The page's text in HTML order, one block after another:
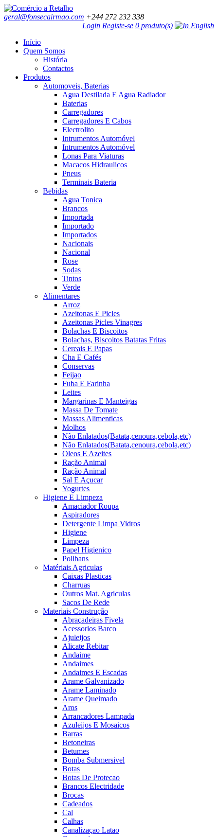
geral@fonsecairmao.com +244 272 232 338
Login Registe-se 0 produto(s)
Início
Quem Somos
História
Contactos
Produtos
Automoveis, Baterias
Agua Destilada E Agua Radiador
Baterias
Carregadores
Carregadores E Cabos
Electrolito
Intrumentos Automóvel
Intrumentos Automóvel
Lonas Para Viaturas
Macacos Hidraulicos
Pneus
Terminais Bateria
Bebidas
Agua Tonica
Brancos
Importada
Importado
Importados
Nacionais
Nacional
Rose
Sodas
Tintos
Verde
Alimentares
Arroz
Azeitonas E Picles
Azeitonas Picles Vinagres
Bolachas E Biscoitos
Bolachas, Biscoitos Batatas Fritas
Cereais E Papas
Cha E Cafés
Conservas
Feijao
Fuba E Farinha
Leites
Margarinas E Manteigas
Massa De Tomate
Massas Alimenticas
Molhos
Não Enlatados(Batata,cenoura,cebola,etc)
Não Enlatados(Batata,cenoura,cebola,etc)
Oleos E Azeites
Ração Animal
Ração Animal
Sal E Açucar
Yogurtes
Higiene E Limpeza
Amaciador Roupa
Aspiradores
Detergente Limpa Vidros
Higiene
Limpeza
Papel Higienico
Polibans
Matériais Agriculas
Caixas Plasticas
Charruas
Outros Mat. Agriculas
Sacos De Rede
Materiais Construção
Abraçadeiras Fivela
Acessorios Barco
Ajuleijos
Alicate Rebitar
Andaime
Andaimes
Andaimes E Escadas
Arame Galvanizado
Arame Laminado
Arame Queimado
Aros
Arrancadores Lampada
Azuleijos E Mosaicos
Barras
Betoneiras
Betumes
Bomba Submersivel
Botas
Botas De Protecao
Brancos Electridade
Brocas
Cadeados
Cal
Calhas
Canalizaçao Latao